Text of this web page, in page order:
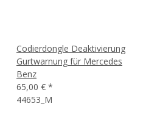
Codierdongle Deaktivierung
Gurtwarnung für Mercedes
Benz
65,00 € *
44653_M